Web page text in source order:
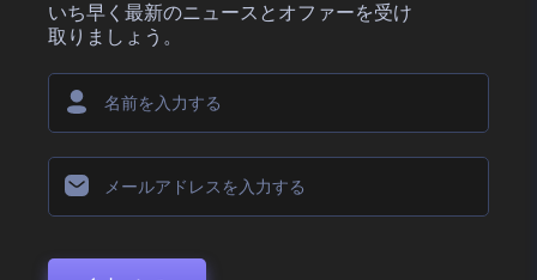
いち早く最新のニュースとオファーを受け
取りましょう。